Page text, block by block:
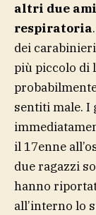
altri due
respiratoria
dei
più piccolo di
sentiti male. I
il 17enne
due ragazzi
hanno
all’interno lo